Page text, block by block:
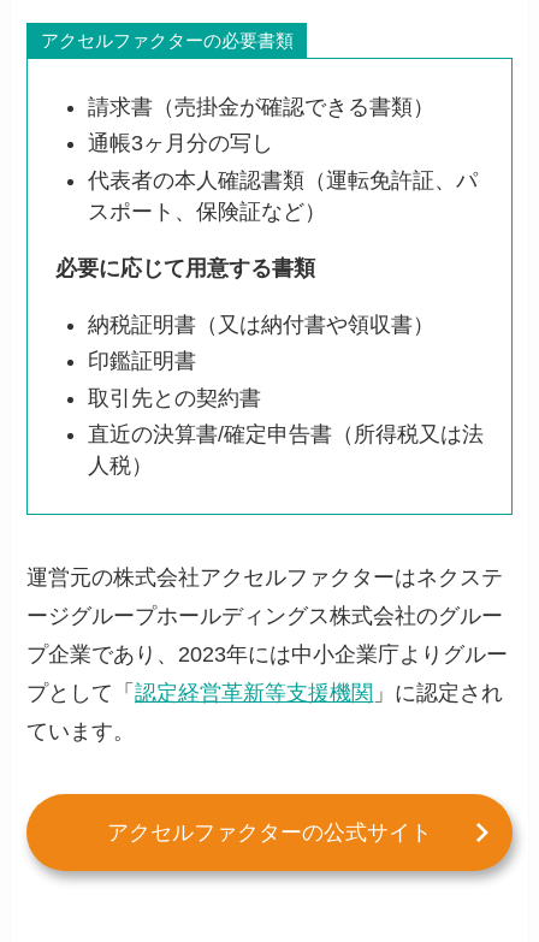
アクセルファクターの必要書類
請求書（売掛金が確認できる書類）
通帳3ヶ月分の写し
代表者の本人確認書類（運転免許証、パ
スポート、保険証など）
必要に応じて用意する書類
納税証明書（又は納付書や領収書）
印鑑証明書
取引先との契約書
直近の決算書/確定申告書（所得税又は法
人税）
運営元の株式会社アクセルファクターはネクステ
ージグループホールディングス株式会社のグルー
プ企業であり、2023年には中小企業庁よりグルー
プとして「認定経営革新等支援機関 」に認定され
ています。
アクセルファクターの公式サイト